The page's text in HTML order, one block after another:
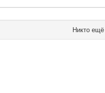
Никто